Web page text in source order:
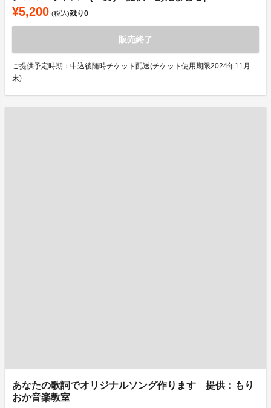
¥5,200 (税込)残り0
販売終了
ご提供予定時期：申込後随時チケット配送(チケット使用期限2024年11月
末)
あなたの歌詞でオリジナルソング作ります 提供：もり
おか音楽教室